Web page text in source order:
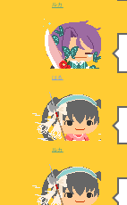
ルカ
はる
ルカ